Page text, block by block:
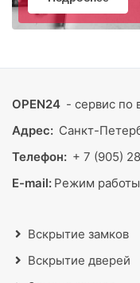
OPEN24 - сервис по
Адрес: Санкт-
Телефон: + 7 (905)
E-mail: Режим
Вскрытие замков
Вскрытие дверей